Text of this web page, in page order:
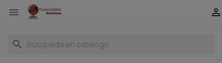
 
search